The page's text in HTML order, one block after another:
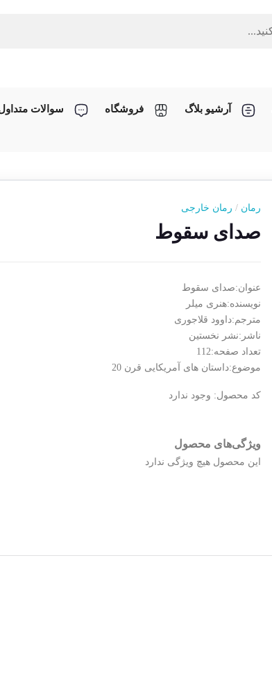
آرشیو بلاگ فروشگاه سوالات
رمان / رمان خارجی
صدای سقوط
عنوان:صدای سقوط
نویسنده:هنری میلر
مترجم:داوود قلاجوری
ناشر:نشر نخستین
تعداد صفحه:112
موضوع:داستان های آمریکایی قرن 20
کد محصول: وجود ندارد
ویژگی‌های محصول
این محصول هیچ ویژگی ندارد